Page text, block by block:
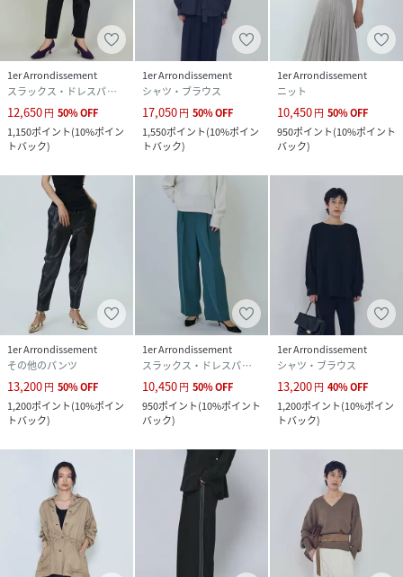
1er Arrondissement
スラックス・ドレスパンツ
12,650円 50%OFF
1,150ポイント(10%ポイン
トバック)
1er Arrondissement
シャツ・ブラウス
17,050円 50%OFF
1,550ポイント(10%ポイン
トバック)
1er Arrondissement
ニット
10,450円 50%OFF
950ポイント(10%ポイント
バック)
1er Arrondissement
その他のパンツ
13,200円 50%OFF
1,200ポイント(10%ポイン
トバック)
1er Arrondissement
スラックス・ドレスパンツ
10,450円 50%OFF
950ポイント(10%ポイント
バック)
1er Arrondissement
シャツ・ブラウス
13,200円 40%OFF
1,200ポイント(10%ポイン
トバック)